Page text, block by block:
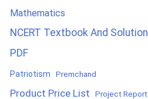
Mathematics
NCERT Textbook And Solution
PDF
Patriotism Premchand
Product Price List Project Report